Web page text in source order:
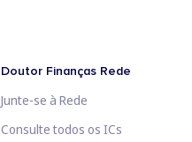
Doutor Finanças Rede
Junte-se à Rede
Consulte todos os ICs